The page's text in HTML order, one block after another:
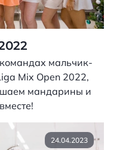
мальчик-
Mix Open 2022,
мандарины и
24.04.2023